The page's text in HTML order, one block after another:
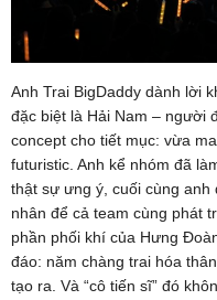
Anh Trai BigDaddy dành lời
đặc biệt là Hải Nam – người
concept cho tiết mục: vừa
futuristic. Anh kể nhóm đã
thật sự ưng ý, cuối cùng anh
nhân để cả team cùng phát
phần phối khí của Hưng
đáo: năm chàng trai hóa
tạo ra. Và “cô tiến sĩ” đó